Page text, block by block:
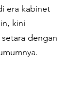
era kabinet
kini
dengan